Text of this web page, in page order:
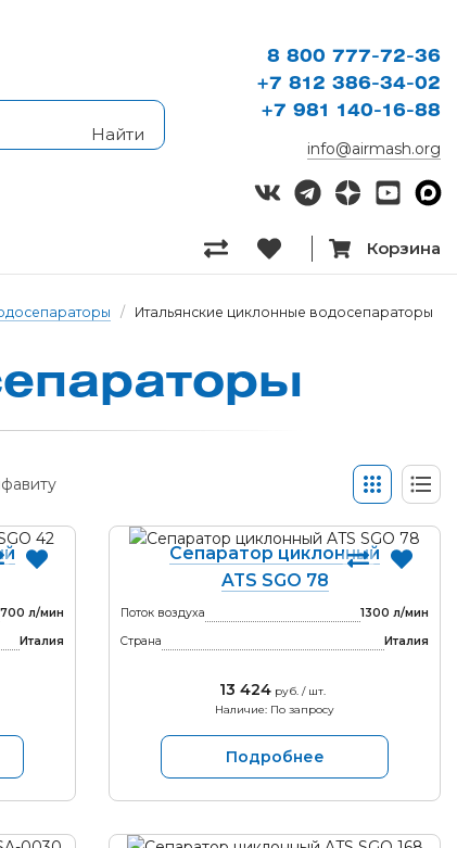
8 800 777-72-36
+7 812 386-34-02
+7 981 140-16-88
info@airmash.org
Корзина
/ Итальянские циклонные водосепараторы
700 л/мин
Италия
Сепаратор циклонный
ATS SGO 78
Поток воздуха
1300 л/мин
Страна
Италия
13 424руб. / шт.
Наличие: По запросу
Подробнее